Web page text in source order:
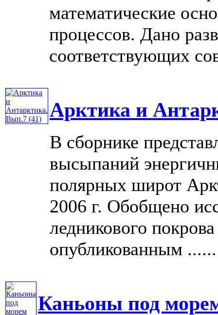
математические
процессов. Дано
соответствующих
Арктика и
В сборнике
высыпаний
полярных широт
2006 г. Обобщено
ледникового
опубликованным ......
Каньоны под